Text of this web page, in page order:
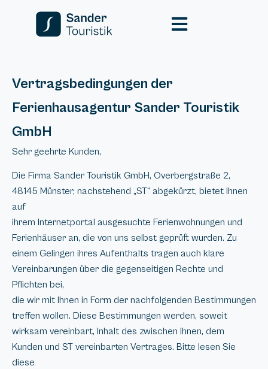
Vertragsbedingungen der
Ferienhausagentur Sander Touristik
GmbH
Sehr geehrte Kunden,
Die Firma Sander Touristik GmbH, Overbergstraße 2,
48145 Münster, nachstehend „ST“ abgekürzt, bietet Ihnen
auf
ihrem Internetportal ausgesuchte Ferienwohnungen und
Ferienhäuser an, die von uns selbst geprüft wurden. Zu
einem Gelingen ihres Aufenthalts tragen auch klare
Vereinbarungen über die gegenseitigen Rechte und
Pflichten bei,
die wir mit Ihnen in Form der nachfolgenden Bestimmungen
treffen wollen. Diese Bestimmungen werden, soweit
wirksam vereinbart, Inhalt des zwischen Ihnen, dem
Kunden und ST vereinbarten Vertrages. Bitte lesen Sie
diese